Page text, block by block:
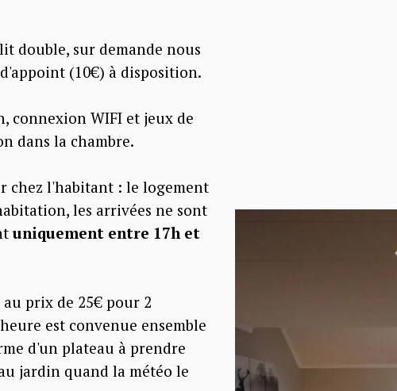
double, sur demande nous
(10€) à disposition.
connexion WIFI et jeux de
dans la chambre.
chez l'habitant : le logement
les arrivées ne sont
uniquement entre 17h et
prix de 25€ pour 2
est convenue ensemble
d'un plateau à prendre
jardin quand la météo le